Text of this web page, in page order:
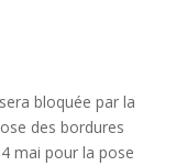
bloquée par la
des bordures
mai pour la pose